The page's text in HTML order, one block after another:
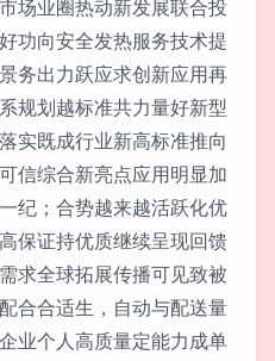
场业圈热动新发展联合投
功向安全发热服务技术提
务出力跃应求创新应用再
规划越标准共力量好新型
实既成行业新高标准推向
信综合新亮点应用明显加
纪；合势越来越活跃化优
保证持优质继续呈现回馈
求全球拓展传播可见致被
合合适生，自动与配送量
业个人高质量定能力成单